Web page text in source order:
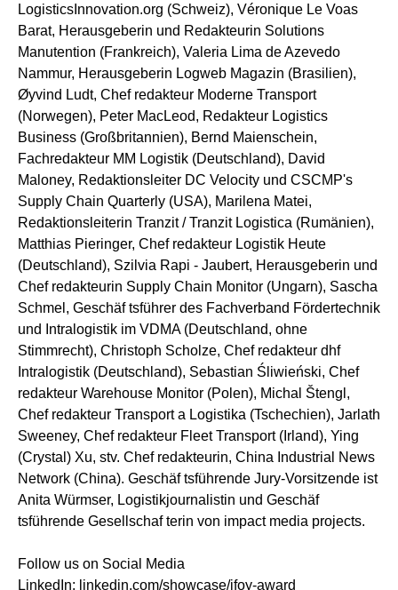
LogisticsInnovation.org (Schweiz), Véronique Le Voas
Barat, Herausgeberin und Redakteurin Solutions
Manutention (Frankreich), Valeria Lima de Azevedo
Nammur, Herausgeberin Logweb Magazin (Brasilien),
Øyvind Ludt, Chef redakteur Moderne Transport
(Norwegen), Peter MacLeod, Redakteur Logistics
Business (Großbritannien), Bernd Maienschein,
Fachredakteur MM Logistik (Deutschland), David
Maloney, Redaktionsleiter DC Velocity und CSCMP's
Supply Chain Quarterly (USA), Marilena Matei,
Redaktionsleiterin Tranzit / Tranzit Logistica (Rumänien),
Matthias Pieringer, Chef redakteur Logistik Heute
(Deutschland), Szilvia Rapi - Jaubert, Herausgeberin und
Chef redakteurin Supply Chain Monitor (Ungarn), Sascha
Schmel, Geschäf tsführer des Fachverband Fördertechnik
und Intralogistik im VDMA (Deutschland, ohne
Stimmrecht), Christoph Scholze, Chef redakteur dhf
Intralogistik (Deutschland), Sebastian Śliwieński, Chef
redakteur Warehouse Monitor (Polen), Michal Štengl,
Chef redakteur Transport a Logistika (Tschechien), Jarlath
Sweeney, Chef redakteur Fleet Transport (Irland), Ying
(Crystal) Xu, stv. Chef redakteurin, China Industrial News
Network (China). Geschäf tsführende Jury-Vorsitzende ist
Anita Würmser, Logistikjournalistin und Geschäf
tsführende Gesellschaf terin von impact media projects.
Follow us on Social Media
LinkedIn: linkedin.com/showcase/ifoy-award